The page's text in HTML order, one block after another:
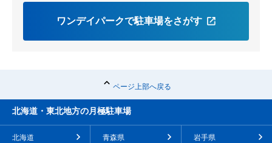
ワンデイパークで駐車場をさがす
ページ上部へ戻る
北海道・東北地方の月極駐車場
北海道 青森県 岩手県